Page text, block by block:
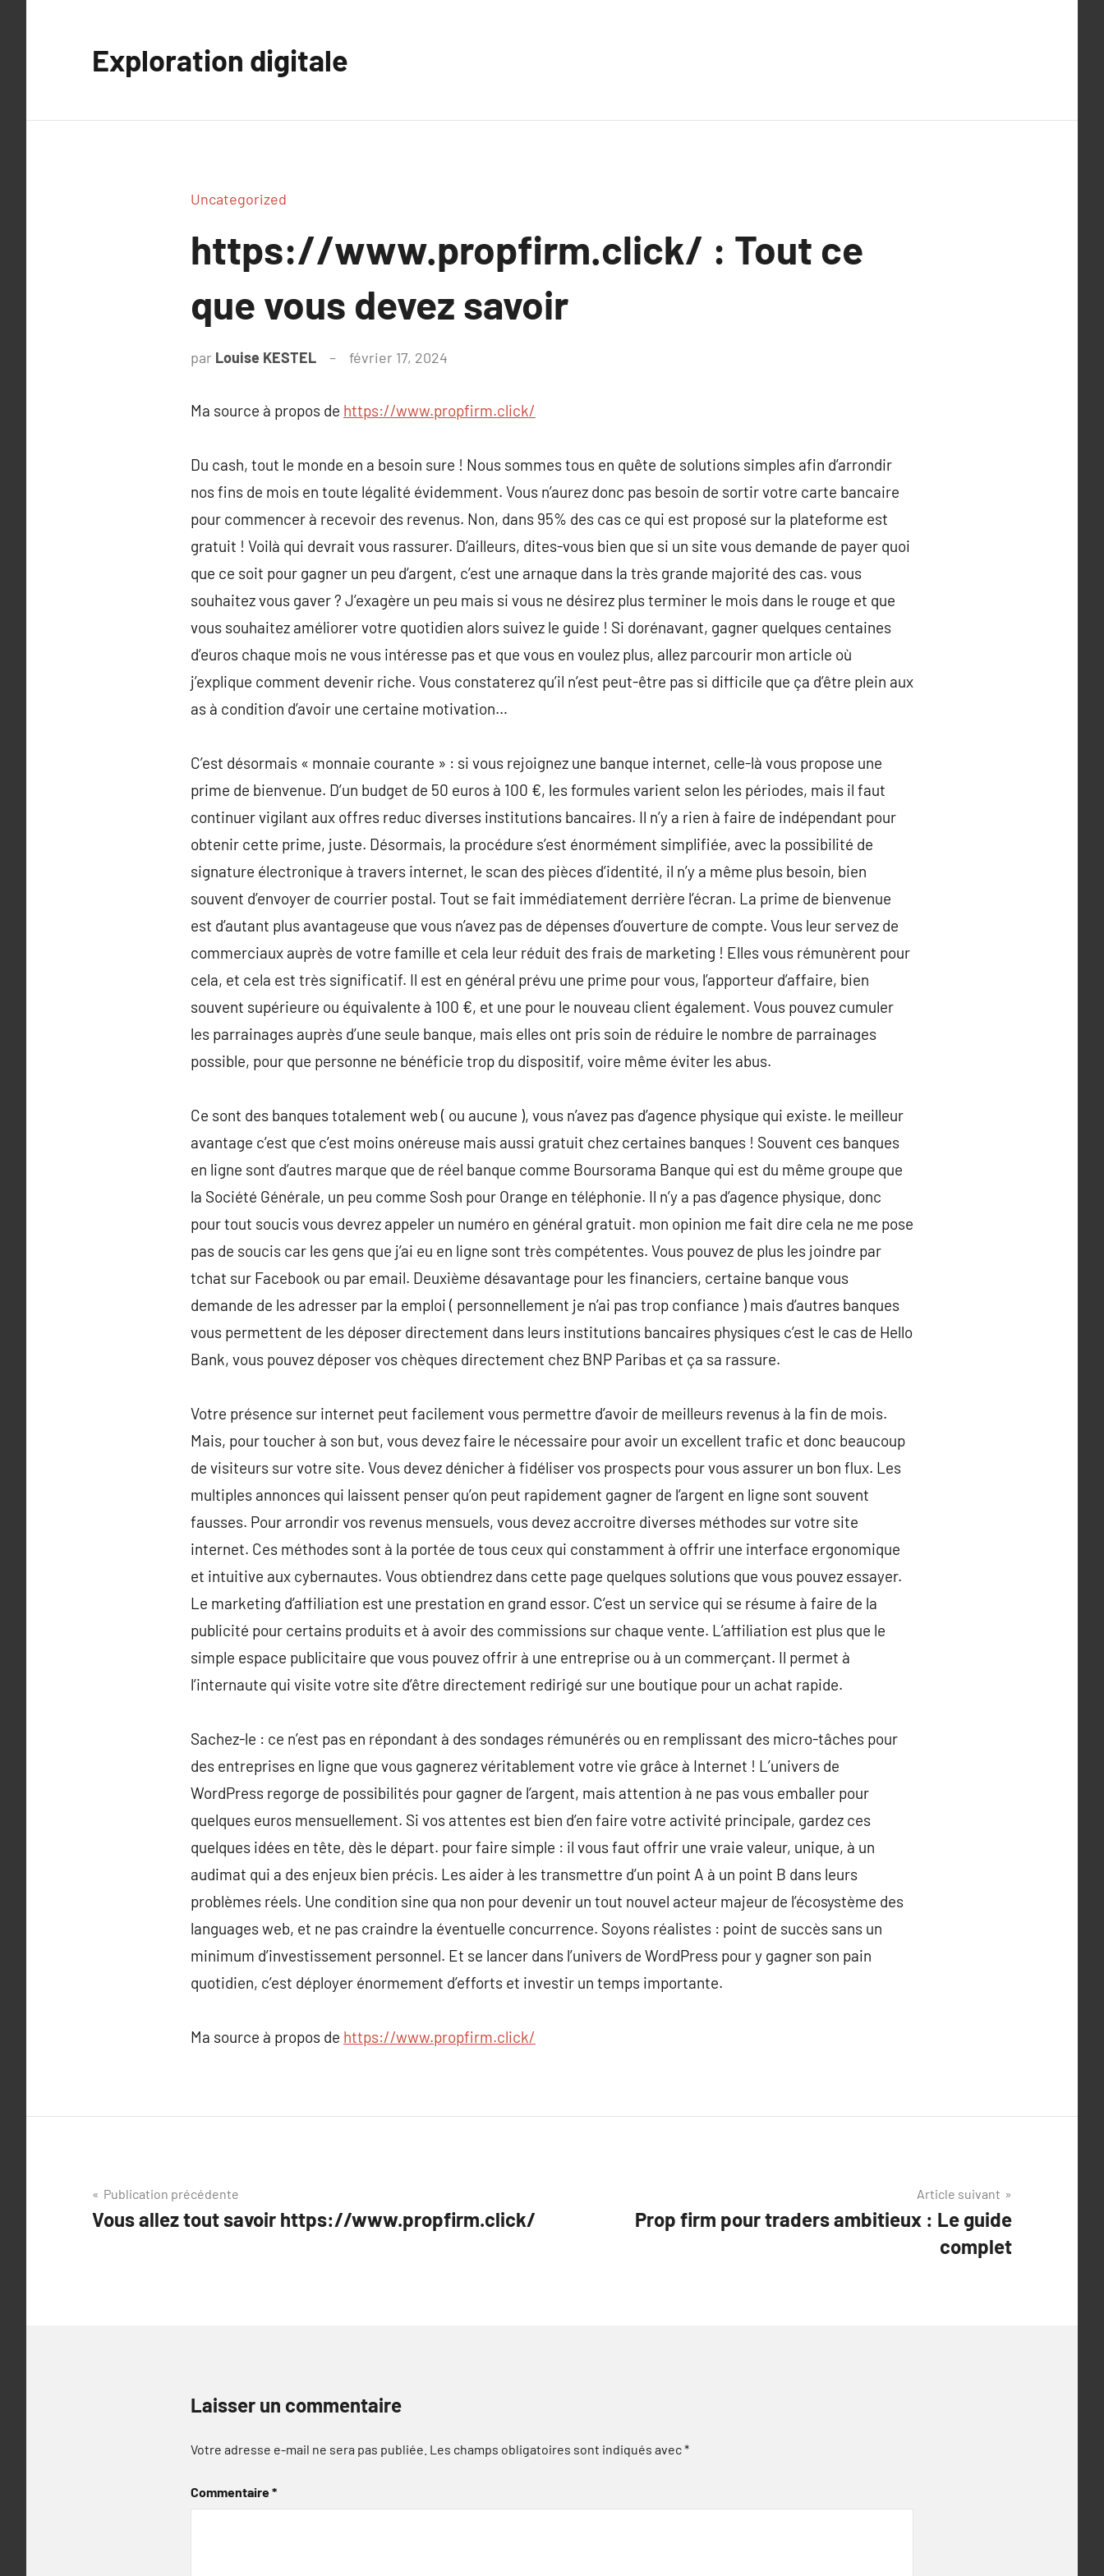
Exploration digitale
Uncategorized
https://www.propfirm.click/ : Tout ce
que vous devez savoir
par Louise KESTEL février 17, 2024
Ma source à propos de https://www.propfirm.click/
Du cash, tout le monde en a besoin sure ! Nous sommes tous en quête de solutions simples afin d’arrondir
nos fins de mois en toute légalité évidemment. Vous n’aurez donc pas besoin de sortir votre carte bancaire
pour commencer à recevoir des revenus. Non, dans 95% des cas ce qui est proposé sur la plateforme est
gratuit ! Voilà qui devrait vous rassurer. D’ailleurs, dites-vous bien que si un site vous demande de payer quoi
que ce soit pour gagner un peu d’argent, c’est une arnaque dans la très grande majorité des cas. vous
souhaitez vous gaver ? J’exagère un peu mais si vous ne désirez plus terminer le mois dans le rouge et que
vous souhaitez améliorer votre quotidien alors suivez le guide ! Si dorénavant, gagner quelques centaines
d’euros chaque mois ne vous intéresse pas et que vous en voulez plus, allez parcourir mon article où
j’explique comment devenir riche. Vous constaterez qu’il n’est peut-être pas si difficile que ça d’être plein aux
as à condition d’avoir une certaine motivation…
C’est désormais « monnaie courante » : si vous rejoignez une banque internet, celle-là vous propose une
prime de bienvenue. D’un budget de 50 euros à 100 €, les formules varient selon les périodes, mais il faut
continuer vigilant aux offres reduc diverses institutions bancaires. Il n’y a rien à faire de indépendant pour
obtenir cette prime, juste. Désormais, la procédure s’est énormément simplifiée, avec la possibilité de
signature électronique à travers internet, le scan des pièces d’identité, il n’y a même plus besoin, bien
souvent d’envoyer de courrier postal. Tout se fait immédiatement derrière l’écran. La prime de bienvenue
est d’autant plus avantageuse que vous n’avez pas de dépenses d’ouverture de compte. Vous leur servez de
commerciaux auprès de votre famille et cela leur réduit des frais de marketing ! Elles vous rémunèrent pour
cela, et cela est très significatif. Il est en général prévu une prime pour vous, l’apporteur d’affaire, bien
souvent supérieure ou équivalente à 100 €, et une pour le nouveau client également. Vous pouvez cumuler
les parrainages auprès d’une seule banque, mais elles ont pris soin de réduire le nombre de parrainages
possible, pour que personne ne bénéficie trop du dispositif, voire même éviter les abus.
Ce sont des banques totalement web ( ou aucune ), vous n’avez pas d’agence physique qui existe. le meilleur
avantage c’est que c’est moins onéreuse mais aussi gratuit chez certaines banques ! Souvent ces banques
en ligne sont d’autres marque que de réel banque comme Boursorama Banque qui est du même groupe que
la Société Générale, un peu comme Sosh pour Orange en téléphonie. Il n’y a pas d’agence physique, donc
pour tout soucis vous devrez appeler un numéro en général gratuit. mon opinion me fait dire cela ne me pose
pas de soucis car les gens que j’ai eu en ligne sont très compétentes. Vous pouvez de plus les joindre par
tchat sur Facebook ou par email. Deuxième désavantage pour les financiers, certaine banque vous
demande de les adresser par la emploi ( personnellement je n’ai pas trop confiance ) mais d’autres banques
vous permettent de les déposer directement dans leurs institutions bancaires physiques c’est le cas de Hello
Bank, vous pouvez déposer vos chèques directement chez BNP Paribas et ça sa rassure.
Votre présence sur internet peut facilement vous permettre d’avoir de meilleurs revenus à la fin de mois.
Mais, pour toucher à son but, vous devez faire le nécessaire pour avoir un excellent trafic et donc beaucoup
de visiteurs sur votre site. Vous devez dénicher à fidéliser vos prospects pour vous assurer un bon flux. Les
multiples annonces qui laissent penser qu’on peut rapidement gagner de l’argent en ligne sont souvent
fausses. Pour arrondir vos revenus mensuels, vous devez accroitre diverses méthodes sur votre site
internet. Ces méthodes sont à la portée de tous ceux qui constamment à offrir une interface ergonomique
et intuitive aux cybernautes. Vous obtiendrez dans cette page quelques solutions que vous pouvez essayer.
Le marketing d’affiliation est une prestation en grand essor. C’est un service qui se résume à faire de la
publicité pour certains produits et à avoir des commissions sur chaque vente. L’affiliation est plus que le
simple espace publicitaire que vous pouvez offrir à une entreprise ou à un commerçant. Il permet à
l’internaute qui visite votre site d’être directement redirigé sur une boutique pour un achat rapide.
Sachez-le : ce n’est pas en répondant à des sondages rémunérés ou en remplissant des micro-tâches pour
des entreprises en ligne que vous gagnerez véritablement votre vie grâce à Internet ! L’univers de
WordPress regorge de possibilités pour gagner de l’argent, mais attention à ne pas vous emballer pour
quelques euros mensuellement. Si vos attentes est bien d’en faire votre activité principale, gardez ces
quelques idées en tête, dès le départ. pour faire simple : il vous faut offrir une vraie valeur, unique, à un
audimat qui a des enjeux bien précis. Les aider à les transmettre d’un point A à un point B dans leurs
problèmes réels. Une condition sine qua non pour devenir un tout nouvel acteur majeur de l’écosystème des
languages web, et ne pas craindre la éventuelle concurrence. Soyons réalistes : point de succès sans un
minimum d’investissement personnel. Et se lancer dans l’univers de WordPress pour y gagner son pain
quotidien, c’est déployer énormement d’efforts et investir un temps importante.
Ma source à propos de https://www.propfirm.click/
Navigation
de
Publication précédente
Vous allez tout savoir https://www.propfirm.click/
Article suivant
Prop firm pour traders ambitieux : Le guide
complet
Laisser un commentaire
Votre adresse e-mail ne sera pas publiée. Les champs obligatoires sont indiqués avec*
Commentaire*